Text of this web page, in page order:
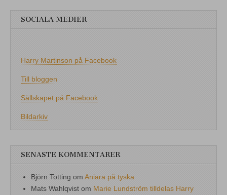
SOCIALA MEDIER
Harry Martinson på Facebook
Till bloggen
Sällskapet på Facebook
Bildarkiv
SENASTE KOMMENTARER
Björn Totting om Aniara på tyska
Mats Wahlqvist om Marie Lundström tilldelas Harry